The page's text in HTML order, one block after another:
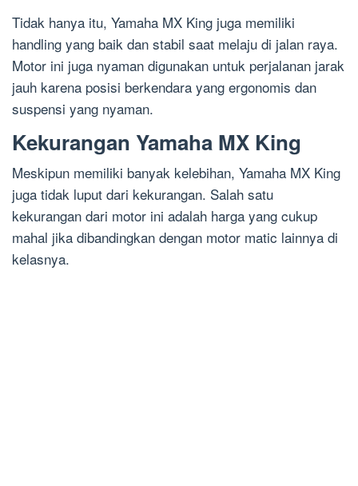
Tidak hanya itu, Yamaha MX King juga memiliki
handling yang baik dan stabil saat melaju di jalan raya.
Motor ini juga nyaman digunakan untuk perjalanan jarak
jauh karena posisi berkendara yang ergonomis dan
suspensi yang nyaman.
Kekurangan Yamaha MX King
Meskipun memiliki banyak kelebihan, Yamaha MX King
juga tidak luput dari kekurangan. Salah satu
kekurangan dari motor ini adalah harga yang cukup
mahal jika dibandingkan dengan motor matic lainnya di
kelasnya.